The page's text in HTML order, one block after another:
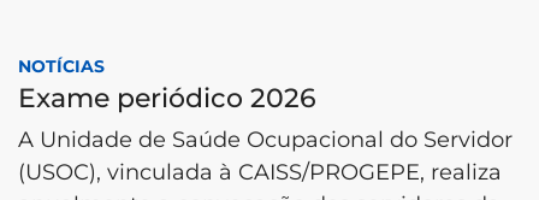
NOTÍCIAS
Exame periódico 2026
A Unidade de Saúde Ocupacional do Servidor
(USOC), vinculada à CAISS/PROGEPE, realiza